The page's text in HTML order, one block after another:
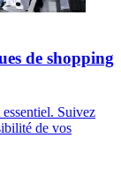
de shopping
Suivez
de vos